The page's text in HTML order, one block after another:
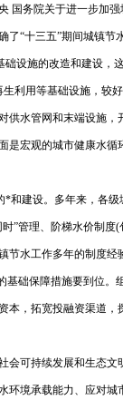
国务院关于进一步加
了“十三五”期间城镇
础设施的改造和建设
利用等基础设施，较
供水管网和末端设施
是宏观的城市健康水
*和建设。多年来，
”管理、阶梯水价制
水工作多年的制度经
基础保障措施要到位
本，拓宽投融资渠道，
会可持续发展和生态
环境承载能力、应对